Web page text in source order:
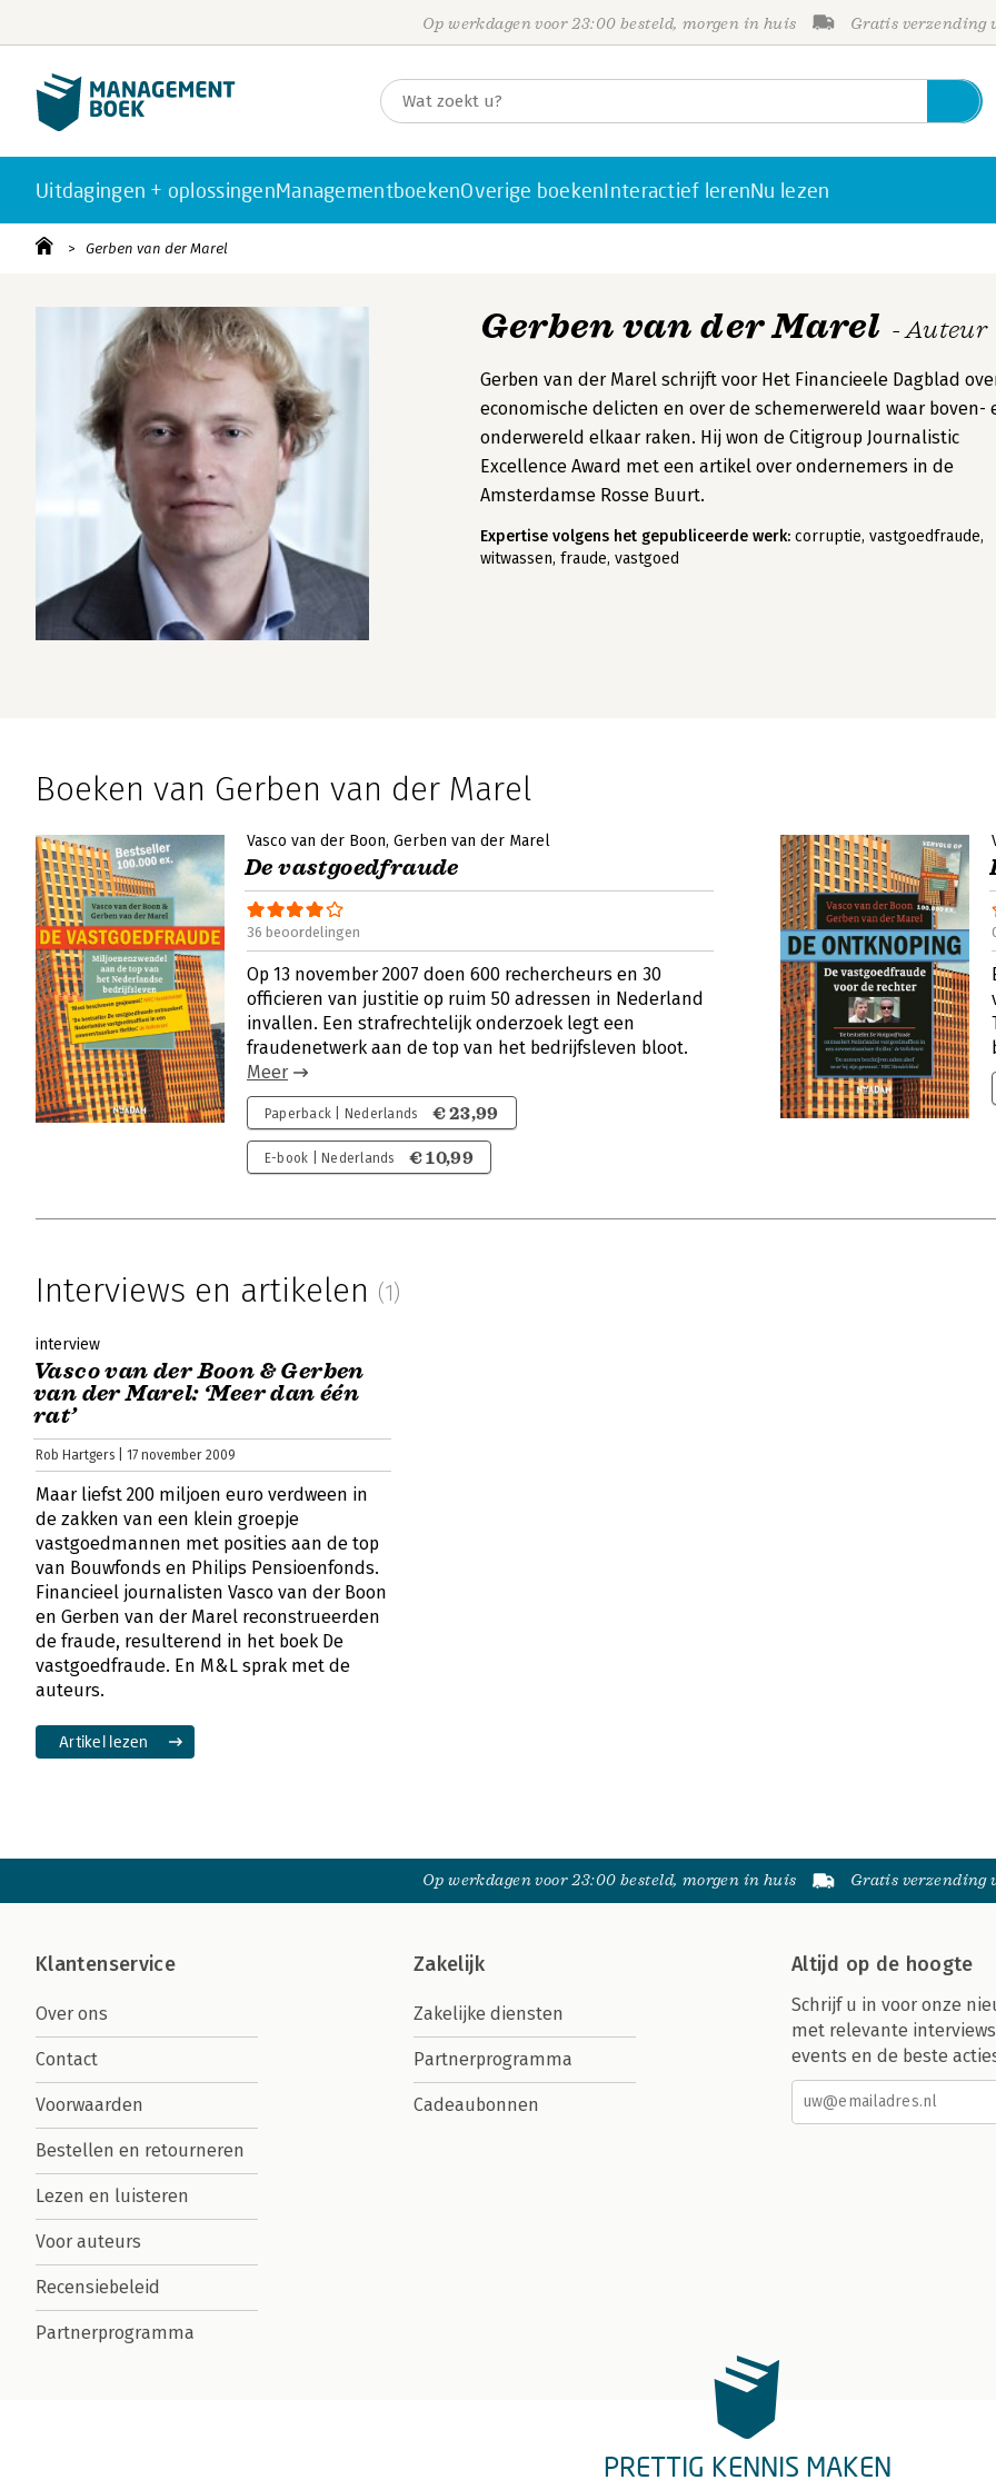
Op werkdagen voor 23:00 besteld, morgen in huis Gratis verzending
Uitdagingen + oplossingenManagementboekenOverige boekenInteractief lerenNu lezen
Gerben van der Marel
Gerben van der Marel - Auteur
Gerben van der Marel schrijft voor Het Financieele Dagblad
economische delicten en over de schemerwereld waar boven-
onderwereld elkaar raken. Hij won de Citigroup Journalistic
Excellence Award met een artikel over ondernemers in de
Amsterdamse Rosse Buurt.
Expertise volgens het gepubliceerde werk: corruptie, vastgoedfraude,
witwassen, fraude, vastgoed
Boeken van Gerben van der Marel
Vasco van der Boon Gerben van der Marel
De vastgoedfraude
36 beoordelingen
Op 13 november 2007 doen 600 rechercheurs en 30
officieren van justitie op ruim 50 adressen in Nederland
invallen. Een strafrechtelijk onderzoek legt een
fraudenetwerk aan de top van het bedrijfsleven bloot.
Meer
Paperback | Nederlands € 23,99
E-book | Nederlands € 10,99
Interviews en artikelen (1)
interview
Vasco van der Boon & Gerben
van der Marel: ‘Meer dan één
rat’
Rob Hartgers | 17 november 2009
Maar liefst 200 miljoen euro verdween in
de zakken van een klein groepje
vastgoedmannen met posities aan de top
van Bouwfonds en Philips Pensioenfonds.
Financieel journalisten Vasco van der Boon
en Gerben van der Marel reconstrueerden
de fraude, resulterend in het boek De
vastgoedfraude. En M&L sprak met de
auteurs.
Artikel lezen
Op werkdagen voor 23:00 besteld, morgen in huis Gratis verzending
Klantenservice
Over ons
Contact
Voorwaarden
Bestellen en retourneren
Lezen en luisteren
Voor auteurs
Recensiebeleid
Partnerprogramma
Zakelijk
Zakelijke diensten
Partnerprogramma
Cadeaubonnen
Altijd op de hoogte
Schrijf u in voor onze
met relevante
events en de beste
PRETTIG KENNIS MAKEN